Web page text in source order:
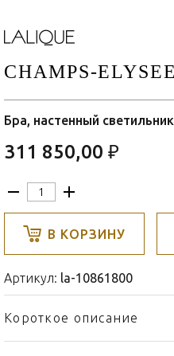
CHAMPS-
Бра, настенный
311 850,00 ₽
В КОРЗИНУ
Артикул: la-10861800
Короткое описание